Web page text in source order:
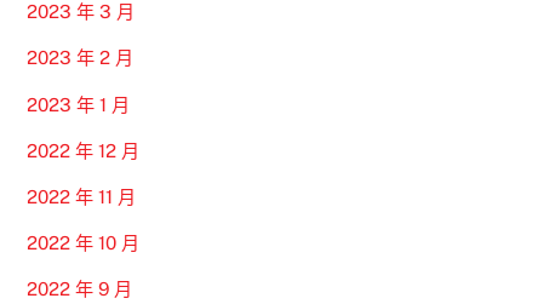
2023 年 3 月
2023 年 2 月
2023 年 1 月
2022 年 12 月
2022 年 11 月
2022 年 10 月
2022 年 9 月